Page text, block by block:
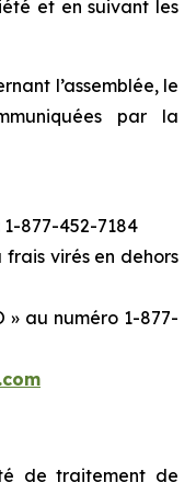
et en suivant les
l’assemblée, le
par la
877-452-7184
virés en dehors
» au numéro 1-877-
de traitement de